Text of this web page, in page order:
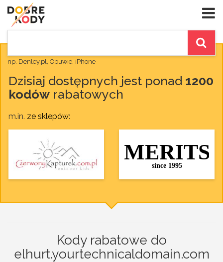
np. Denley.pl, Obuwie, iPhone
Dzisiaj dostępnych jest ponad 1200
kodów rabatowych
m.in. ze sklepów:
Kody rabatowe do
elhurt.yourtechnicaldomain.com